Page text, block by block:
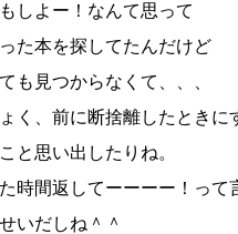
しよー！なんて思って
た本を探してたんだけど
も見つからなくて、、、
く、前に断捨離したときに
と思い出したりね。
時間返してーーーー！って
いだしね＾＾